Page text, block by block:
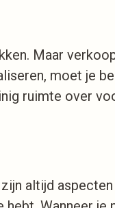
Maar
moet je
ruimte over
altijd